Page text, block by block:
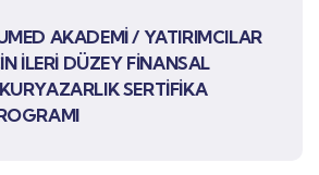
AKADEMİ / YATIRIMCILAR
İLERİ DÜZEY FİNANSAL
SERTİFİKA